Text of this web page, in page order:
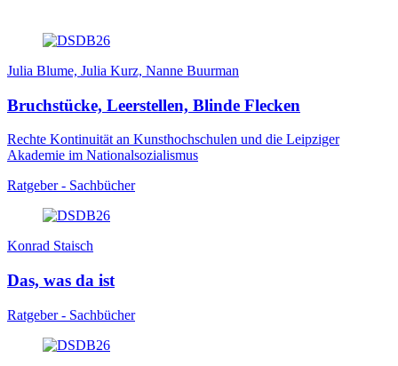
Julia Blume, Julia Kurz, Nanne Buurman
Bruchstücke, Leerstellen, Blinde Flecken
Rechte Kontinuität an Kunsthochschulen und die Leipziger
Akademie im Nationalsozialismus
Ratgeber - Sachbücher
Konrad Staisch
Das, was da ist
Ratgeber - Sachbücher